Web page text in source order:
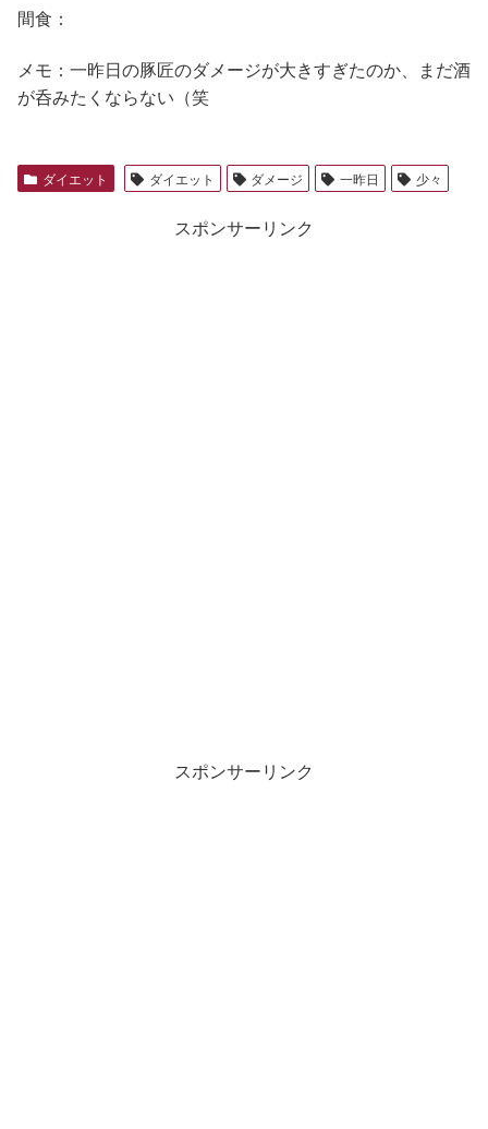
間食：
メモ：一昨日の豚匠のダメージが大きすぎたのか、まだ酒
が呑みたくならない（笑
ダイエット ダイエット ダメージ 一昨日 少々
スポンサーリンク
スポンサーリンク